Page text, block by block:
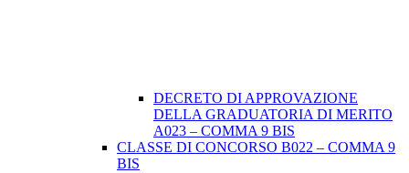
DECRETO DI APPROVAZIONE
DELLA GRADUATORIA DI MERITO
A023 – COMMA 9 BIS
CLASSE DI CONCORSO B022 – COMMA 9
BIS